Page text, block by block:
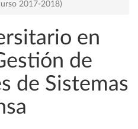
2017-2018)
en
de
de Sistemas